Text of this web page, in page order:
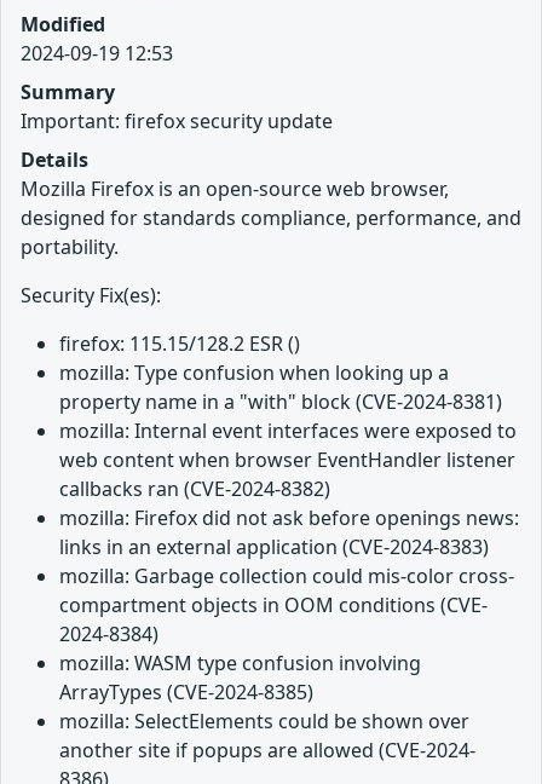
Modified
2024-09-19 12:53
Summary
Important: firefox security update
Details
Mozilla Firefox is an open-source web browser,
designed for standards compliance, performance, and
portability.
Security Fix(es):
firefox: 115.15/128.2 ESR ()
mozilla: Type confusion when looking up a
property name in a "with" block (CVE-2024-8381)
mozilla: Internal event interfaces were exposed to
web content when browser EventHandler listener
callbacks ran (CVE-2024-8382)
mozilla: Firefox did not ask before openings news:
links in an external application (CVE-2024-8383)
mozilla: Garbage collection could mis-color cross-
compartment objects in OOM conditions (CVE-
2024-8384)
mozilla: WASM type confusion involving
ArrayTypes (CVE-2024-8385)
mozilla: SelectElements could be shown over
another site if popups are allowed (CVE-2024-
8386)